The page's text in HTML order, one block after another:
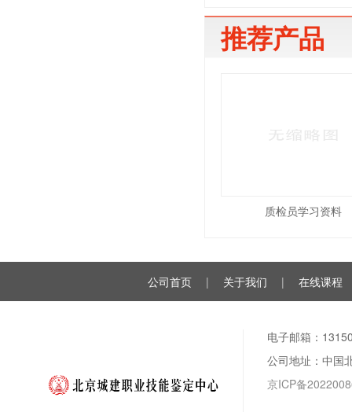
推荐产品
质检员学习资料
公司首页 | 关于我们 | 在线课程
电子邮箱：
公司地址：中国
京ICP备